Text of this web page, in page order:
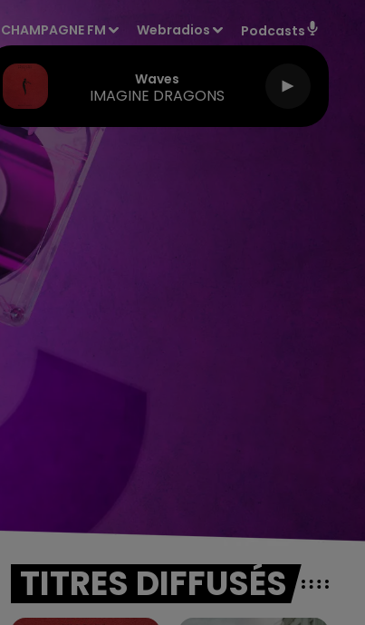
CHAMPAGNE FM Webradios Podcasts
Waves
IMAGINE DRAGONS
TITRES DIFFUSÉS